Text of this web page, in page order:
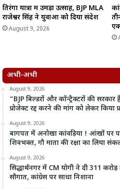
तिरंगा यात्रा में उमड़ा उत्साह, BJP MLA
राजेश्वर सिंह ने युवाओं को दिया संदेश
August 9, 2026
अभी-अभी
August 9, 2026
“BJP बिल्डरों और कॉन्ट्रैक्टरों की
प्रोजेक्ट रद्द करने की मांग को लेकर किया
August 9, 2026
बागपत में अनोखा कांवड़िया ! आंखों पर
शिवभक्त, गौ माता की रक्षा का लिया
August 9, 2026
सिद्धार्थनगर में CM योगी ने दी 311
सौगात, कांग्रेस पर साधा निशाना